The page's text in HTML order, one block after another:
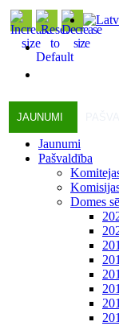
JAUNUMI
Jaunumi
Pašvaldība
Domes